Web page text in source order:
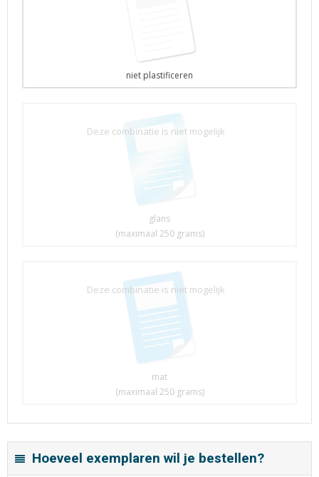
niet plastificeren
glans
(maximaal 250 grams)
Deze combinatie is niet mogelijk
mat
(maximaal 250 grams)
Deze combinatie is niet mogelijk
Hoeveel exemplaren wil je bestellen?